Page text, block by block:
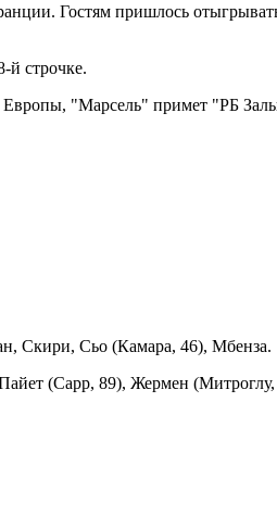
Гостям пришлось
й строчке.
"Марсель" примет "РБ
Скири, Сьо (Камара, 46), Мбенза.
(Сарр, 89), Жермен (Митроглу,